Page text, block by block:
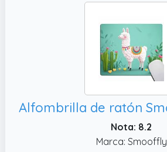
Nota: 8.2
Marca: Smooffly